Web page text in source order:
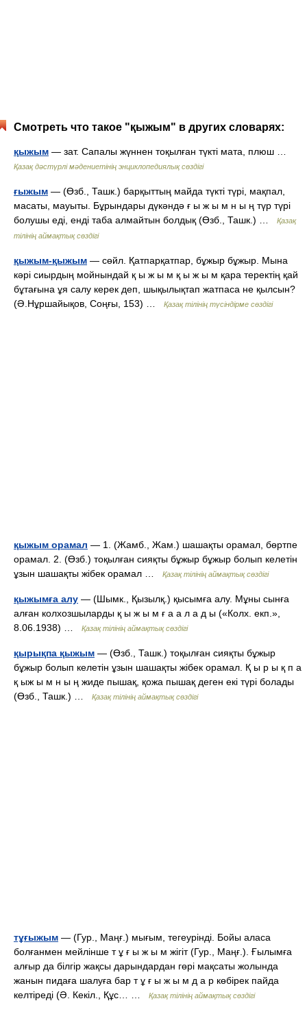
Смотреть что такое "қыжым" в других словарях:
қыжым — зат. Сапалы жүннен тоқылған түкті мата, плюш …
Қазақ дәстүрлі мәдениетінің энциклопедиялық сөздігі
ғыжым — (Өзб., Ташк.) барқыттың майда түкті түрі, мақпал,
масаты, мауыты. Бұрындары дүкәндә ғ ы ж ы м н ы ң түр түрі
болушы еді, енді таба алмайтын болдық (Өзб., Ташк.) …
Қазақ
тілінің аймақтық сөздігі
қыжым-қыжым — сөйл. Қатпарқатпар, бұжыр бұжыр. Мына
кәрі сиырдың мойнындай қ ы ж ы м қ ы ж ы м қара теректің қай
бұтағына ұя салу керек деп, шықылықтап жатпаса не қылсын?
(Ә.Нұршайықов, Соңғы, 153) …
Қазақ тілінің түсіндірме сөздігі
қыжым орамал — 1. (Жамб., Жам.) шашақты орамал, бөртпе
орамал. 2. (Өзб.) тоқылған сияқты бұжыр бұжыр болып келетін
ұзын шашақты жібек орамал …
Қазақ тілінің аймақтық сөздігі
қыжымға алу — (Шымк., Қызылқ.) қысымға алу. Мұны сынға
алған колхозшыларды қ ы ж ы м ғ а а л а д ы («Колх. екп.»,
8.06.1938) …
Қазақ тілінің аймақтық сөздігі
қырықпа қыжым — (Өзб., Ташк.) тоқылған сияқты бұжыр
бұжыр болып келетін ұзын шашақты жібек орамал. Қ ы р ы қ п а
қ ыж ы м н ы ң жиде пышақ, қожа пышақ деген екі түрі болады
(Өзб., Ташк.) …
Қазақ тілінің аймақтық сөздігі
тұғыжым — (Гур., Маңғ.) мығым, тегеурінді. Бойы аласа
болғанмен мейлінше т ұ ғ ы ж ы м жігіт (Гур., Маңғ.). Ғылымға
алғыр да білгір жақсы дарындардан гөрі мақсаты жолында
жанын пидаға шалуға бар т ұ ғ ы ж ы м д а р көбірек пайда
келтіреді (Ә. Кекіл., Құс… …
Қазақ тілінің аймақтық сөздігі